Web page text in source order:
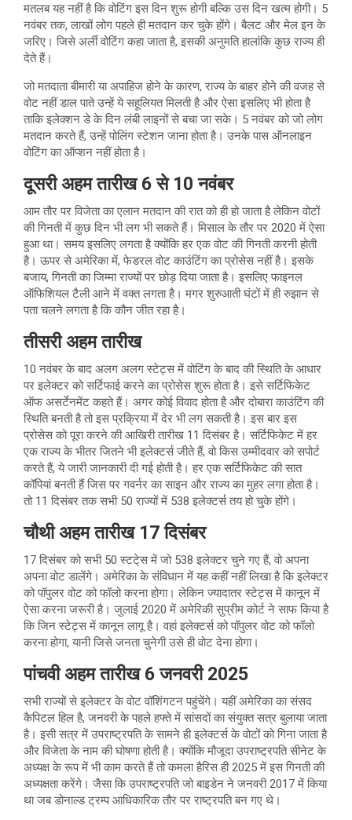
मतलब यह नहीं है कि वोटिंग इस दिन शुरू होगी बल्कि उस दिन खत्म होगी। 5
नवंबर तक, लाखों लोग पहले ही मतदान कर चुके होंगे। बैलट और मेल इन के
जरिए। जिसे अर्ली वोटिंग कहा जाता है, इसकी अनुमति हालांकि कुछ राज्य ही
देते हैं।
जो मतदाता बीमारी या अपाहिज होने के कारण, राज्य के बाहर होने की वजह से
वोट नहीं डाल पाते उन्हें ये सहूलियत मिलती है और ऐसा इसलिए भी होता है
ताकि इलेक्शन डे के दिन लंबी लाइनों से बचा जा सके। 5 नवंबर को जो लोग
मतदान करते हैं, उन्हें पोलिंग स्टेशन जाना होता है। उनके पास ऑनलाइन
वोटिंग का ऑप्शन नहीं होता है।
दूसरी अहम तारीख 6 से 10 नवंबर
आम तौर पर विजेता का एलान मतदान की रात को ही हो जाता है लेकिन वोटों
की गिनती में कुछ दिन भी लग भी सकते हैं। मिसाल के तौर पर 2020 में ऐसा
हुआ था। समय इसलिए लगता है क्योंकि हर एक वोट की गिनती करनी होती
है। ऊपर से अमेरिका में, फेडरल वोट काउंटिंग का प्रोसेस नहीं है। इसके
बजाय, गिनती का जिम्मा राज्यों पर छोड़ दिया जाता है। इसलिए फाइनल
ऑफिशियल टैली आने में वक्त लगता है। मगर शुरुआती घंटों में ही रुझान से
पता चलने लगता है कि कौन जीत रहा है।
तीसरी अहम तारीख
10 नवंबर के बाद अलग अलग स्टेट्स में वोटिंग के बाद की स्थिति के आधार
पर इलेक्टर को सर्टिफाई करने का प्रोसेस शुरू होता है। इसे सर्टिफिकेट
ऑफ असर्टेनमेंट कहते हैं। अगर कोई विवाद होता है और दोबारा काउंटिंग की
स्थिति बनती है तो इस प्रक्रिया में देर भी लग सकती है। इस बार इस
प्रोसेस को पूरा करने की आखिरी तारीख 11 दिसंबर है। सर्टिफिकेट में हर
एक राज्य के भीतर जितने भी इलेक्टर्स जीते हैं, वो किस उम्मीदवार को सपोर्ट
करते हैं, ये जारी जानकारी दी गई होती है। हर एक सर्टिफिकेट की सात
कॉपियां बनती हैं जिस पर गवर्नर का साइन और राज्य का मुहर लगा होता है।
तो 11 दिसंबर तक सभी 50 राज्यों में 538 इलेक्टर्स तय हो चुके होंगे।
चौथी अहम तारीख 17 दिसंबर
17 दिसंबर को सभी 50 स्टटे्स में जो 538 इलेक्टर चुने गए हैं, वो अपना
अपना वोट डालेंगे। अमेरिका के संविधान में यह कहीं नहीं लिखा है कि इलेक्टर
को पॉपुलर वोट को फॉलो करना होगा। लेकिन ज्यादातर स्टेट्स में कानून में
ऐसा करना जरूरी है। जुलाई 2020 में अमेरिकी सुप्रीम कोर्ट ने साफ किया है
कि जिन स्टेट्स में कानून लागू है। वहां इलेक्टर्स को पॉपुलर वोट को फॉलो
करना होगा, यानी जिसे जनता चुनेगी उसे ही वोट देना होगा।
पांचवी अहम तारीख 6 जनवरी 2025
सभी राज्यों से इलेक्टर के वोट वॉशिंगटन पहुंचेंगे। यहीं अमेरिका का संसद
कैपिटल हिल है, जनवरी के पहले हफ्ते में सांसदों का संयुक्त सत्र बुलाया जाता
है। इसी सत्र में उपराष्ट्रपति के सामने ही इलेक्टर्स के वोटों को गिना जाता है
और विजेता के नाम की घोषणा होती है। क्योंकि मौजूदा उपराष्ट्रपति सीनेट के
अध्यक्ष के रूप में भी काम करते हैं तो कमला हैरिस ही 2025 में इस गिनती की
अध्यक्षता करेंगे। जैसा कि उपराष्ट्रपति जो बाइडेन ने जनवरी 2017 में किया
था जब डोनाल्ड ट्रम्प आधिकारिक तौर पर राष्ट्रपति बन गए थे।